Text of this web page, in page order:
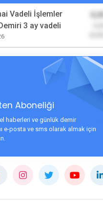
Vadeli İşlemler
3 ay vadeli
0,00
Aboneliği
haberleri ve günlük demir
e-posta ve sms olarak almak için